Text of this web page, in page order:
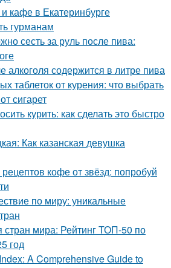
кафе в Екатеринбурге
гурманам
сесть за руль после пива:
алкоголя содержится в литре пива
таблеток от курения: что выбрать
сигарет
курить: как сделать это быстро
Как казанская девушка
кофе от звёзд: попробуй
по миру: уникальные
стран мира: Рейтинг ТОП-50 по
год
A Comprehensive Guide to